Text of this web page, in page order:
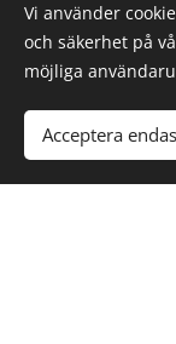
Vi använder
och säkerhet på
möjliga
Acceptera